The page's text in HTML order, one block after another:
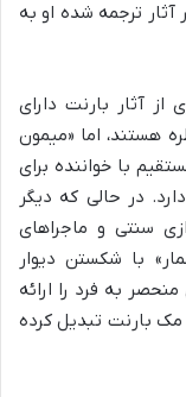
آثار ترجمه شده او به
از آثار بارنت دارای
هستند، اما «میمون
با خواننده برای
در حالی که دیگر
سنتی و ماجراهای
با شکستن دیوار
به فرد را ارائه
مک بارنت تبدیل کرده